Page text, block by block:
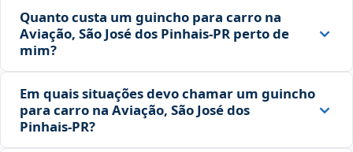
Quanto custa um guincho para carro na
Aviação, São José dos Pinhais‑PR perto de
mim?
Em quais situações devo chamar um guincho
para carro na Aviação, São José dos
Pinhais‑PR?